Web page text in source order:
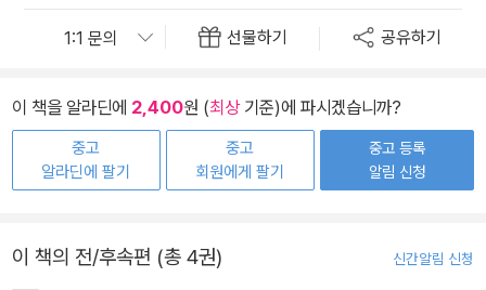
선물하기 공유하기
이 책을 알라딘에 2,400원 (최상기준)에 파시겠습니까?
중고
알라딘에 팔기
중고
회원에게 팔기
중고 등록
알림 신청
이 책의 전/후속편 (총 4권) 신간알림 신청